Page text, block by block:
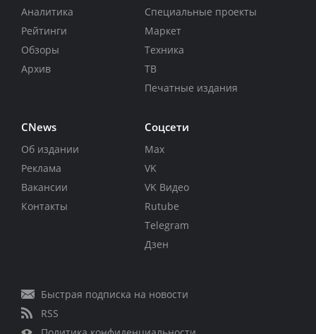
Аналитика
Рейтинги
Обзоры
Архив
Специальные проекты
Маркет
Техника
ТВ
Печатные издания
CNews
Об издании
Реклама
Вакансии
Контакты
Соцсети
Max
VK
VK Видео
Rutube
Telegram
Дзен
Быстрая подписка на новости
RSS